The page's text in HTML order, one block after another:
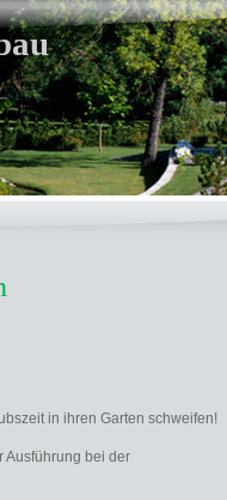
in ihren Garten schweifen!
Ausführung bei der